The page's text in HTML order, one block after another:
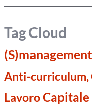
Tag Cloud
Anti-curriculum,
Lavoro